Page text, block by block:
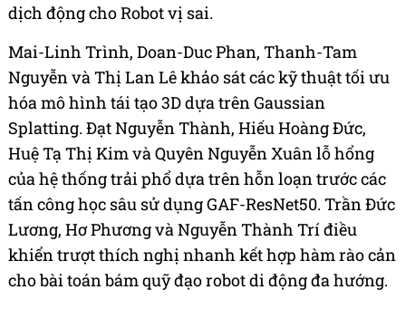
dịch động cho Robot vị sai.
Mai-Linh Trình, Doan-Duc Phan, Thanh-Tam
Nguyễn và Thị Lan Lê khảo sát các kỹ thuật tối ưu
hóa mô hình tái tạo 3D dựa trên Gaussian
Splatting. Đạt Nguyễn Thành, Hiếu Hoàng Đức,
Huệ Tạ Thị Kim và Quyên Nguyễn Xuân lỗ hổng
của hệ thống trải phổ dựa trên hỗn loạn trước các
tấn công học sâu sử dụng GAF-ResNet50. Trần Đức
Lương, Hơ Phương và Nguyễn Thành Trí điều
khiển trượt thích nghị nhanh kết hợp hàm rào cản
cho bài toán bám quỹ đạo robot di động đa hướng.